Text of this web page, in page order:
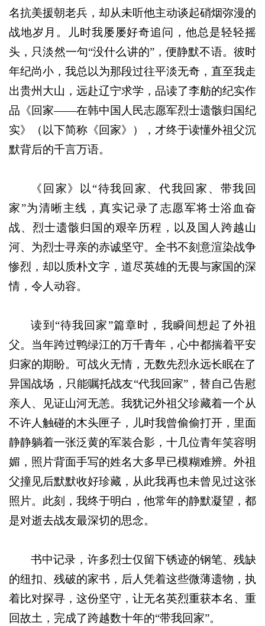
名抗美援朝老兵，却从未听他主动谈起硝烟弥漫的
战地岁月。儿时我屡屡好奇追问，他总是轻轻摇
头，只淡然一句“没什么讲的”，便静默不语。彼时
年纪尚小，我总以为那段过往平淡无奇，直至我走
出贵州大山，远赴辽宁求学，品读了李舫的纪实作
品《回家——在韩中国人民志愿军烈士遗骸归国纪
实》（以下简称《回家》），才终于读懂外祖父沉
默背后的千言万语。
《回家》以“待我回家、代我回家、带我回
家”为清晰主线，真实记录了志愿军将士浴血奋
战、烈士遗骸归国的艰辛历程，以及国人跨越山
河、为烈士寻亲的赤诚坚守。全书不刻意渲染战争
惨烈，却以质朴文字，道尽英雄的无畏与家国的深
情，令人动容。
读到“待我回家”篇章时，我瞬间想起了外祖
父。当年跨过鸭绿江的万千青年，心中都揣着平安
归家的期盼。可战火无情，无数先烈永远长眠在了
异国战场，只能嘱托战友“代我回家”，替自己告慰
亲人、见证山河无恙。我犹记外祖父珍藏着一个从
不许人触碰的木头匣子，儿时我曾偷偷打开，里面
静静躺着一张泛黄的军装合影，十几位青年笑容明
媚，照片背面手写的姓名大多早已模糊难辨。外祖
父撞见后默默收好珍藏，从此我再也未曾见过这张
照片。此刻，我终于明白，他常年的静默凝望，都
是对逝去战友最深切的思念。
书中记录，许多烈士仅留下锈迹的钢笔、残缺
的纽扣、残破的家书，后人凭着这些微薄遗物，执
着比对探寻，这份坚守，让无名英烈重获本名、重
回故土，完成了跨越数十年的“带我回家”。